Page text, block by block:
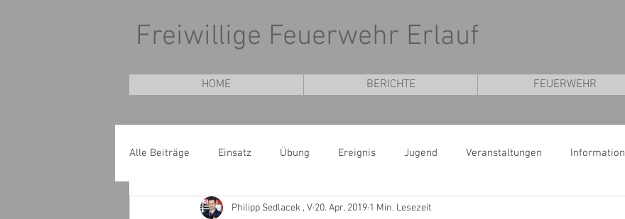
Freiwillige Feuerwehr Erlauf
HOME BERICHTE FEUERWEHR
Alle Beiträge Einsatz Übung Ereignis Jugend Veranstaltungen Information
Philipp Sedlacek , V 20. Apr. 2019 1 Min. Lesezeit